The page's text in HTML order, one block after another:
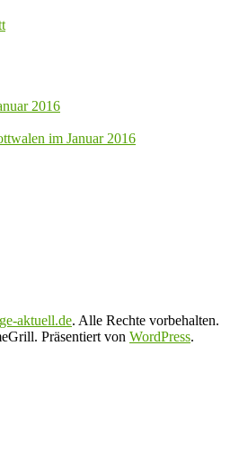
2016
im Januar 2016
aktuell.de. Alle Rechte vorbehalten.
Präsentiert von WordPress.